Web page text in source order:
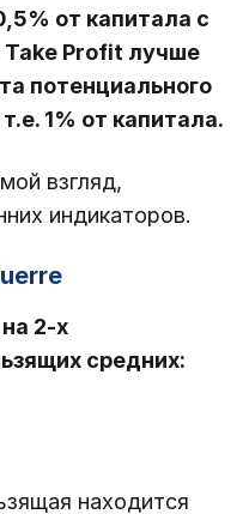
от капитала с
Take Profit лучше
потенциального
1% от капитала.
взгляд,
индикаторов.
2-х
средних:
находится